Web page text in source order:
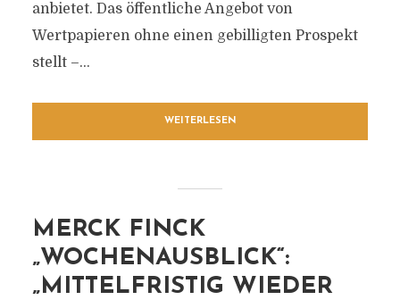
anbietet. Das öffentliche Angebot von
Wertpapieren ohne einen gebilligten Prospekt
stellt –...
WEITERLESEN
MERCK FINCK
„WOCHENAUSBLICK“:
„MITTELFRISTIG WIEDER